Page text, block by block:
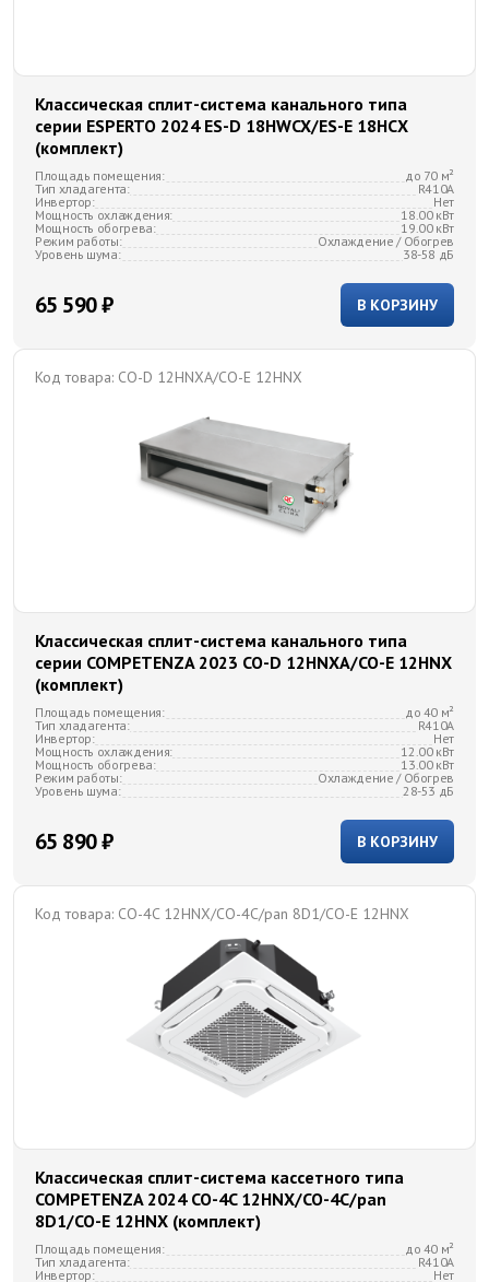
Классическая сплит-система канального типа
серии ESPERTO 2024 ES-D 18HWCX/ES-E 18HСX
(комплект)
Площадь помещения:
до 70 м²
Тип хладагента:
R410A
Инвертор:
Нет
Мощность охлаждения:
18.00 кВт
Мощность обогрева:
19.00 кВт
Режим работы:
Охлаждение / Обогрев
Уровень шума:
38-58 дБ
В КОРЗИНУ
65 590 ₽
Код товара: CO-D 12HNXA/CO-E 12HNX
Классическая сплит-система канального типа
серии COMPETENZA 2023 CO-D 12HNXA/CO-E 12HNX
(комплект)
Площадь помещения:
до 40 м²
Тип хладагента:
R410A
Инвертор:
Нет
Мощность охлаждения:
12.00 кВт
Мощность обогрева:
13.00 кВт
Режим работы:
Охлаждение / Обогрев
Уровень шума:
28-53 дБ
В КОРЗИНУ
65 890 ₽
Код товара: CO-4C 12HNX/CO-4C/pan 8D1/CO-E 12HNX
Классическая сплит-система кассетного типа
COMPETENZA 2024 CO-4C 12HNX/CO-4C/pan
8D1/CO-E 12HNX (комплект)
Площадь помещения:
до 40 м²
Тип хладагента:
R410A
Инвертор:
Нет